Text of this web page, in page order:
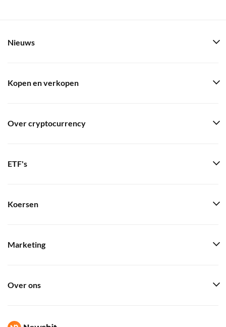
Nieuws
Kopen en verkopen
Over cryptocurrency
ETF's
Koersen
Marketing
Over ons